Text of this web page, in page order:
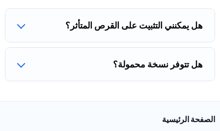
هل يمكنني التثبيت على القرص المتأثر؟
هل تتوفر نسخة محمولة؟
الصفحة الرئيسية